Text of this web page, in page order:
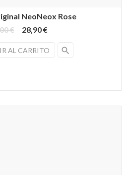
NeoNeox Rose
€
28,90 €
AL CARRITO search